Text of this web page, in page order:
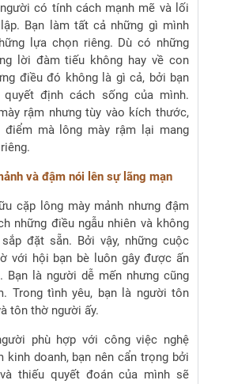
có tính cách mạnh mẽ và lối
Bạn làm tất cả những gì mình
lựa chọn riêng. Dù có những
lời đàm tiếu không hay về con
điều đó không là gì cả, bởi bạn
định cách sống của mình.
rậm nhưng tùy vào kích thước,
điểm mà lông mày rậm lại mang
và đậm nói lên sự lãng mạn
cặp lông mày mảnh nhưng đậm
những điều ngẫu nhiên và không
đặt sẵn. Bởi vậy, những cuộc
với hội bạn bè luôn gây được ấn
Bạn là người dễ mến nhưng cũng
Trong tình yêu, bạn là người tôn
tôn thờ người ấy.
phù hợp với công việc nghệ
kinh doanh, bạn nên cẩn trọng bởi
thiếu quyết đoán của mình sẽ